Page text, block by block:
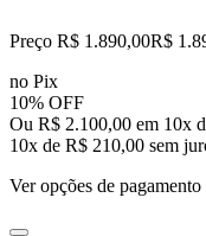
Preço R$ 1.890,00R$
no Pix
10% OFF
Ou R$ 2.100,00 em 10x
10x de R$ 210,00 sem
Ver opções de pagamento